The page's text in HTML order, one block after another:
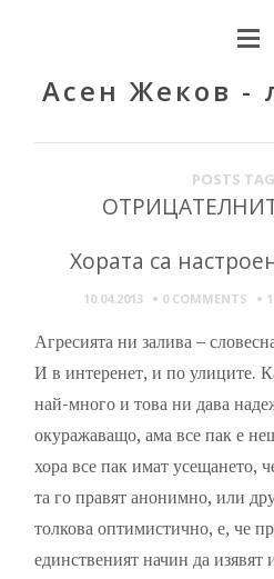
Асен Жеков -
POSTS
Хората са
10.04.2013 0 COMMENTS
Агресията ни залива –
И в интеренет, и по улиците.
най-много и това ни дава
окуражаващо, ама все пак е
хора все пак имат усещането,
та го правят анонимно, или
толкова оптимистично, е, че
единственият начин да изявят